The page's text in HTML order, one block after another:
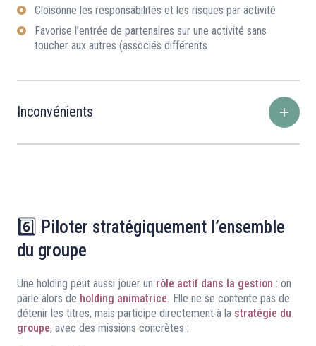
Cloisonne les responsabilités et les risques par activité
Favorise l’entrée de partenaires sur une activité sans
toucher aux autres (associés différents
Inconvénients
6️⃣ Piloter stratégiquement l’ensemble
du groupe
Une holding peut aussi jouer un rôle actif dans la gestion : on
parle alors de holding animatrice. Elle ne se contente pas de
détenir les titres, mais participe directement à la stratégie du
groupe, avec des missions concrètes :